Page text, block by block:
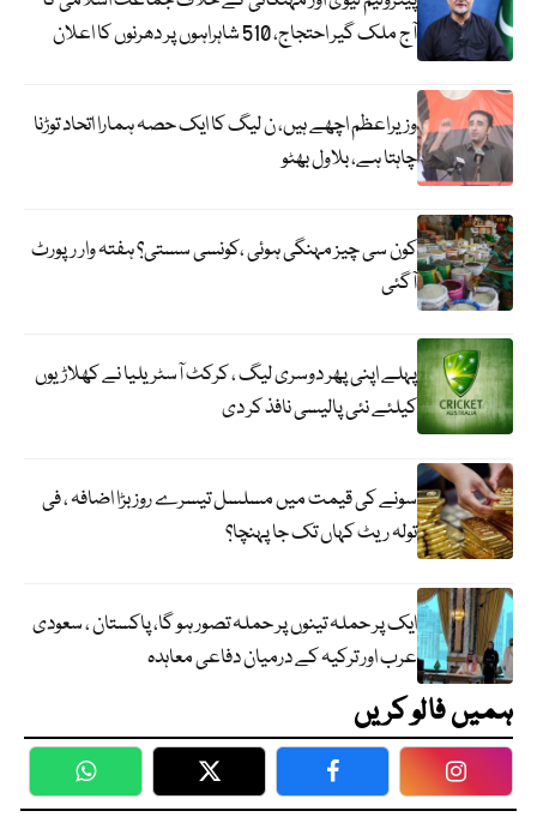
آج ملک گیر احتجاج، 510 شاہراہوں پر دھرنوں کا اعلان
وزیراعظم اچھے ہیں، ن لیگ کا ایک حصہ ہمارا اتحاد توڑنا
چاہتا ہے، بلاول بھٹو
کون سی چیز مہنگی ہوئی ،کونسی سستی؟ ہفتہ وار رپورٹ
آگئی
پہلے اپنی پھر دوسری لیگ ، کرکٹ آسٹریلیا نے کھلاڑیوں
کیلئے نئی پالیسی نافذ کر دی
سونے کی قیمت میں مسلسل تیسرے روز بڑا اضافہ ، فی
تولہ ریٹ کہاں تک جا پہنچا؟
ایک پر حملہ تینوں پر حملہ تصور ہو گا، پاکستان ، سعودی
عرب اور ترکیہ کے درمیان دفاعی معاہدہ
ہمیں فالو کریں
WhatsApp Twitter Facebook